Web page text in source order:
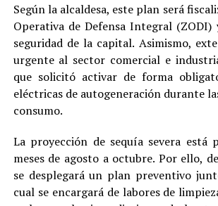
Según la alcaldesa, este plan será
Operativa de Defensa Integral (ZODI)
seguridad de la capital. Asimismo,
urgente al sector comercial e
que solicitó activar de forma
eléctricas de autogeneración durante
consumo.
La proyección de sequía severa está
meses de agosto a octubre. Por ello,
se desplegará un plan preventivo
cual se encargará de labores de